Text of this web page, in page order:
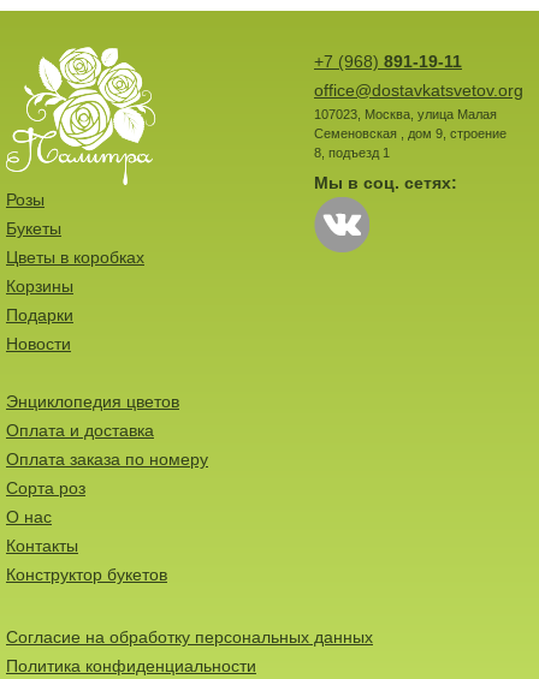
+7 (968) 891-19-11
office@dostavkatsvetov.org
107023, Москва, улица Малая
Семеновская , дом 9, строение
8, подъезд 1
Мы в соц. сетях:
Розы
Букеты
Цветы в коробках
Корзины
Подарки
Новости
Энциклопедия цветов
Оплата и доставка
Оплата заказа по номеру
Сорта роз
О нас
Контакты
Конструктор букетов
Согласие на обработку персональных данных
Политика конфиденциальности